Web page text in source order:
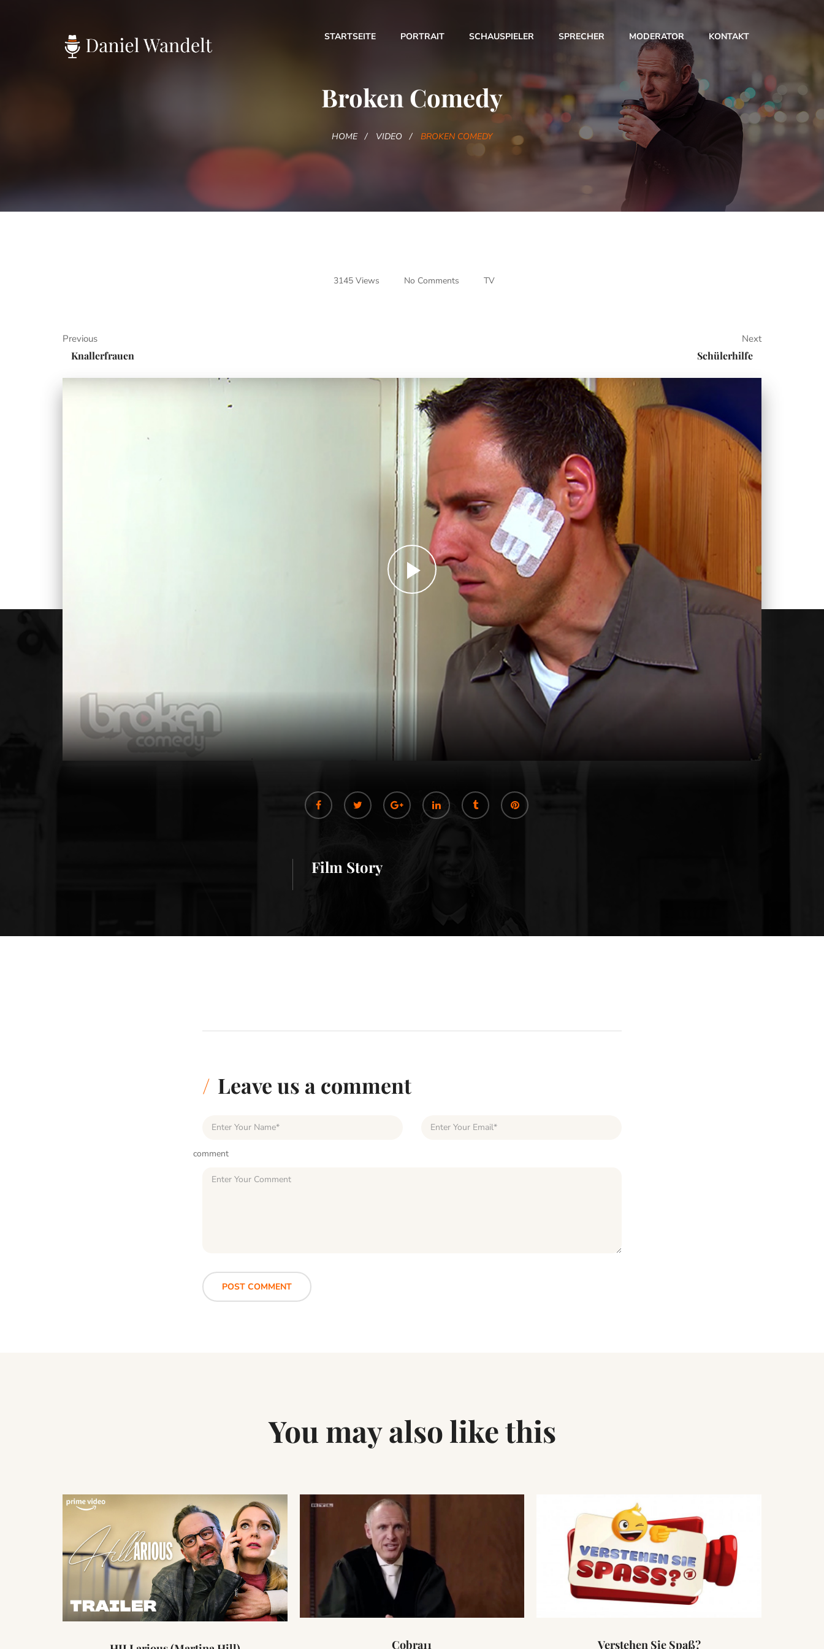
STARTSEITE PORTRAIT SCHAUSPIELER SPRECHER MODERATOR KONTAKT
Broken Comedy
HOME VIDEO BROKEN COMEDY
3145 Views No Comments TV
Previous
Knallerfrauen
Next
Schülerhilfe
Film Story
Leave us a comment
comment
You may also like this
Cobra11 Verstehen Sie Spaß?